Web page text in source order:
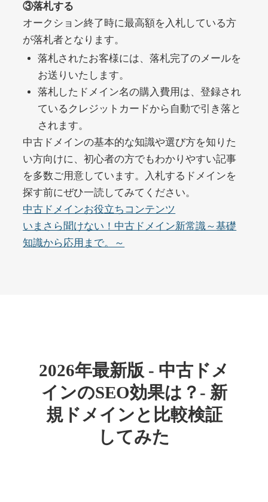
詳細を見る
portalvidalivre.com
ジャンル その他
DA47 外部リンク数2202 ドメイン年齢 5年
10,800円 入札 0件
buywrite-plus.com
ジャンルその他
DA 45 外部リンク数4677 ドメイン年齢2年
10,800円 入札 0件
詳細を見る
外部リンク数963 ドメイン年齢
4,500円
rageboy.com
③落札する
オークション終了時に最高額を入札している方
が落札者となります。
落札されたお客様には、落札完了のメールを
お送りいたします。
落札したドメイン名の購入費用は、登録され
ているクレジットカードから自動で引き落と
されます。
中古ドメインの基本的な知識や選び方を知りた
い方向けに、初心者の方でもわかりやすい記事
を多数ご用意しています。入札するドメインを
探す前にぜひ一読してみてください。
中古ドメインお役立ちコンテンツ
いまさら聞けない！中古ドメイン新常識～基礎
知識から応用まで。～
2026年最新版 - 中古ドメ
インのSEO効果は？- 新
規ドメインと比較検証
してみた